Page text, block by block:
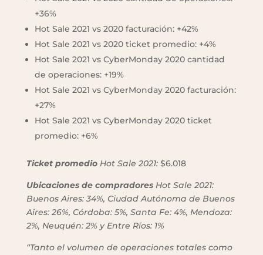
+36%
Hot Sale 2021 vs 2020 facturación: +42%
Hot Sale 2021 vs 2020 ticket promedio: +4%
Hot Sale 2021 vs CyberMonday 2020 cantidad
de operaciones: +19%
Hot Sale 2021 vs CyberMonday 2020 facturación:
+27%
Hot Sale 2021 vs CyberMonday 2020 ticket
promedio: +6%
Ticket promedioHot Sale 2021: $6.018
Ubicaciones de compradoresHot Sale 2021:
Buenos Aires: 34%, Ciudad Autónoma de Buenos
Aires: 26%, Córdoba: 5%, Santa Fe: 4%, Mendoza:
2%, Neuquén: 2% y Entre Ríos: 1%
“Tanto el volumen de operaciones totales como